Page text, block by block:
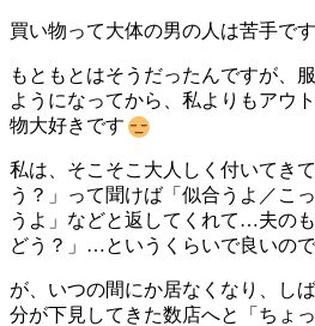
買い物って大体の男の人は苦手です
もともとはそうだったんですが、
ようになってから、私よりもアウ
物大好きです
私は、そこそこ大人しく付いてき
う？」って聞けば「似合うよ／こ
うよ」などと返してくれて…夫の
どう？」…というくらいで良いので
が、いつの間にか居なくなり、し
分が下見してきた数店へと「ちょ